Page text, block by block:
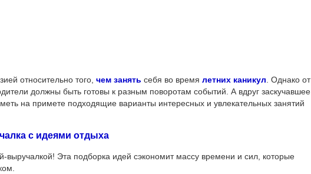
относительно того, чем занять себя во время летних каникул . Однако от
должны быть готовы к разным поворотам событий. А вдруг заскучавшее
на примете подходящие варианты интересных и увлекательных занятий
с идеями отдыха
выручалкой! Эта подборка идей сэкономит массу времени и сил, которые